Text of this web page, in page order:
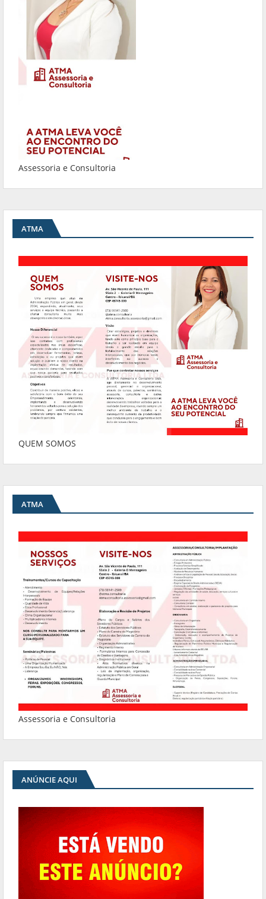
Assessoria e Consultoria
ATMA
QUEM SOMOS
ATMA
Assessoria e Consultoria
ANÚNCIE AQUI